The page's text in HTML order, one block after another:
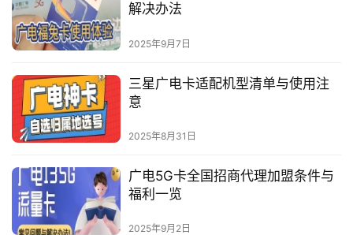
解决办法
2025年9月7日
三星广电卡适配机型清单与使用注
意
2025年8月31日
广电5G卡全国招商代理加盟条件与
福利一览
2025年9月2日